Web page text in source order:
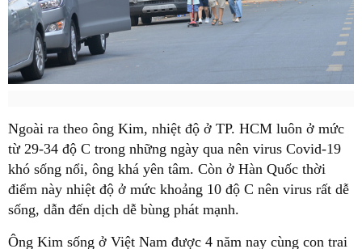
Ngoài ra theo ông Kim, nhiệt độ ở TP. HCM luôn ở mức
từ 29-34 độ C trong những ngày qua nên virus Covid-19
khó sống nổi, ông khá yên tâm. Còn ở Hàn Quốc thời
điểm này nhiệt độ ở mức khoảng 10 độ C nên virus rất dễ
sống, dẫn đến dịch dễ bùng phát mạnh.
Ông Kim sống ở Việt Nam được 4 năm nay cùng con trai